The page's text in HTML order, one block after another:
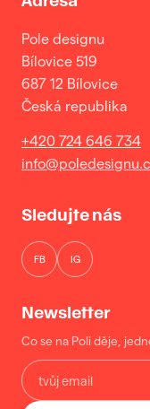
Pole designu
Bílovice 519
687 12 Bílovice
Česká republika
+420 724 646 734
Sledujte nás
FB IG
Newsletter
Co se na Poli děje,